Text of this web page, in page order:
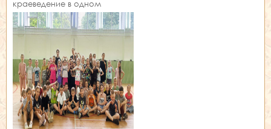
краеведение в одном
занятии!